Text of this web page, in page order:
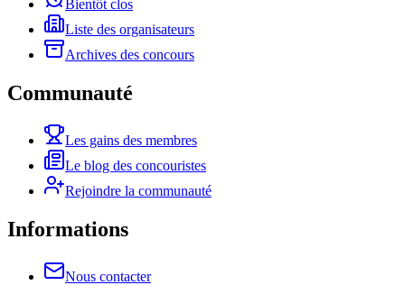
Bientôt clos
Liste des organisateurs
Archives des concours
Communauté
Les gains des membres
Le blog des concouristes
Rejoindre la communauté
Informations
Nous contacter